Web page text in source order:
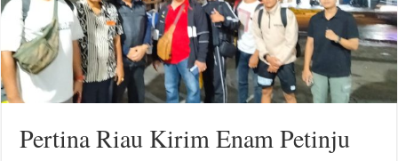
Pertina Riau Kirim Enam Petinju